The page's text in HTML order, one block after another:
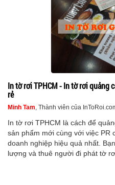
In tờ rơi TPHCM - In tờ rơi quảng
rẻ
Minh Tam , Thành viên của
In tờ rơi TPHCM là cách để
sản phẩm mới cùng với việc PR
doanh nghiệp hiệu quả nhất.
lượng và thuê người đi phát tờ